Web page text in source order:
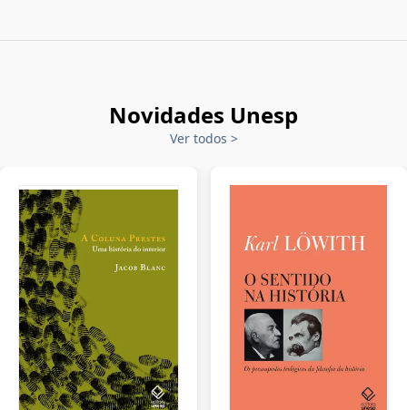
Novidades Unesp
Ver todos >